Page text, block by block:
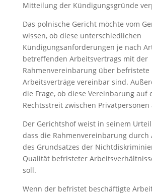
Mitteilung der Kündigungsgründe
Das polnische Gericht möchte vom
wissen, ob diese unterschiedlichen
Kündigungsanforderungen je nach
betreffenden Arbeitsvertrags mit der
Rahmenvereinbarung über befristete
Arbeitsverträge vereinbar sind.
die Frage, ob diese Vereinbarung auf
Rechtsstreit zwischen
Der Gerichtshof weist in seinem
dass die Rahmenvereinbarung durch
des Grundsatzes der
Qualität befristeter
soll.
Wenn der befristet beschäftigte